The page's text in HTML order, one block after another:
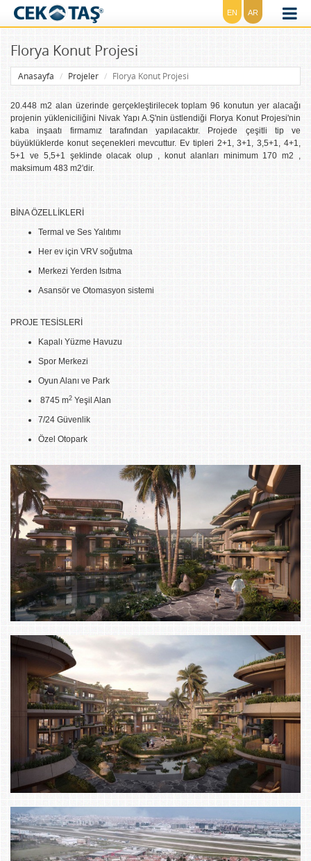
EN AR
Florya Konut Projesi
Anasayfa Projeler Florya Konut Projesi
20.448 m2 alan üzerinde gerçekleştirilecek toplam 96 konutun yer alacağı
projenin yükleniciliğini Nivak Yapı A.Ş'nin üstlendiği Florya Konut Projesi'nin
kaba inşaatı firmamız tarafından yapılacaktır. Projede çeşitli tip ve
büyüklüklerde konut seçenekleri mevcuttur. Ev tipleri 2+1, 3+1, 3,5+1, 4+1,
5+1 ve 5,5+1 şeklinde olacak olup , konut alanları minimum 170 m2 ,
maksimum 483 m2'dir.
BİNA ÖZELLİKLERİ
Termal ve Ses Yalıtımı
Her ev için VRV soğutma
Merkezi Yerden Isıtma
Asansör ve Otomasyon sistemi
PROJE TESİSLERİ
Kapalı Yüzme Havuzu
Spor Merkezi
Oyun Alanı ve Park
8745 m2 Yeşil Alan
7/24 Güvenlik
Özel Otopark